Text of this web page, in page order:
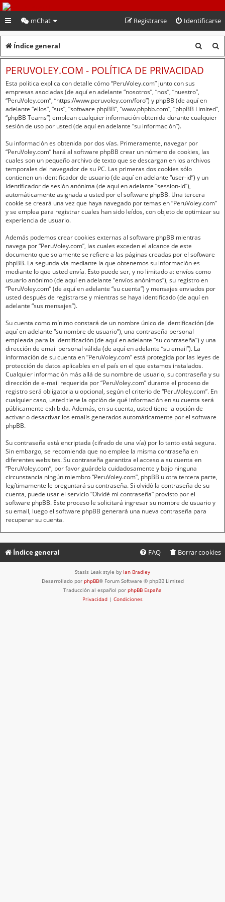
PeruVoley.com
mChat Identificarse
Registrarse
Índice general
u
u
s
a
r
PERUVOLEY.COM - POLÍTICA DE PRIVACIDAD
Esta política explica con detalle cómo “PeruVoley.com” junto con sus
empresas asociadas (de aquí en adelante “nosotros”, “nos”, “nuestro”,
“PeruVoley.com”, “https://www.peruvoley.com/foro”) y phpBB (de aquí en
adelante “ellos”, “sus”, “software phpBB”, “www.phpbb.com”, “phpBB Limited”,
“phpBB Teams”) emplean cualquier información obtenida durante cualquier
sesión de uso por usted (de aquí en adelante “su información”).
Su información es obtenida por dos vías. Primeramente, navegar por
“PeruVoley.com” hará al software phpBB crear un número de cookies, las
cuales son un pequeño archivo de texto que se descargan en los archivos
temporales del navegador de su PC. Las primeras dos cookies sólo
contienen un identificador de usuario (de aquí en adelante “user-id”) y un
identificador de sesión anónima (de aquí en adelante “session-id”),
automáticamente asignada a usted por el software phpBB. Una tercera
cookie se creará una vez que haya navegado por temas en “PeruVoley.com”
y se emplea para registrar cuales han sido leídos, con objeto de optimizar su
experiencia de usuario.
Además podemos crear cookies externas al software phpBB mientras
navega por “PeruVoley.com”, las cuales exceden el alcance de este
documento que solamente se refiere a las páginas creadas por el software
phpBB. La segunda vía mediante la que obtenemos su información es
mediante lo que usted envía. Esto puede ser, y no limitado a: envíos como
usuario anónimo (de aquí en adelante “envíos anónimos”), su registro en
“PeruVoley.com” (de aquí en adelante “su cuenta”) y mensajes enviados por
usted después de registrarse y mientras se haya identificado (de aquí en
adelante “sus mensajes”).
Su cuenta como mínimo constará de un nombre único de identificación (de
aquí en adelante “su nombre de usuario”), una contraseña personal
empleada para la identificación (de aquí en adelante “su contraseña”) y una
dirección de email personal válida (de aquí en adelante “su email”). La
información de su cuenta en “PeruVoley.com” está protegida por las leyes de
protección de datos aplicables en el país en el que estamos instalados.
Cualquier información más allá de su nombre de usuario, su contraseña y su
dirección de e-mail requerida por “PeruVoley.com” durante el proceso de
registro será obligatoria u opcional, según el criterio de “PeruVoley.com”. En
cualquier caso, usted tiene la opción de qué información en su cuenta será
públicamente exhibida. Además, en su cuenta, usted tiene la opción de
activar o desactivar los emails generados automáticamente por el software
phpBB.
Su contraseña está encriptada (cifrado de una vía) por lo tanto está segura.
Sin embargo, se recomienda que no emplee la misma contraseña en
diferentes websites. Su contraseña garantiza el acceso a su cuenta en
“PeruVoley.com”, por favor guárdela cuidadosamente y bajo ninguna
circunstancia ningún miembro “PeruVoley.com”, phpBB u otra tercera parte,
legítimamente le preguntará su contraseña. Si olvidó la contraseña de su
cuenta, puede usar el servicio “Olvidé mi contraseña” provisto por el
software phpBB. Este proceso le solicitará ingresar su nombre de usuario y
su email, luego el software phpBB generará una nueva contraseña para
recuperar su cuenta.
Índice general Borrar cookies
FAQ
Stasis Leak style by Ian Bradley
Desarrollado por phpBB® Forum Software © phpBB Limited
Traducción al español por phpBB España
Privacidad | Condiciones